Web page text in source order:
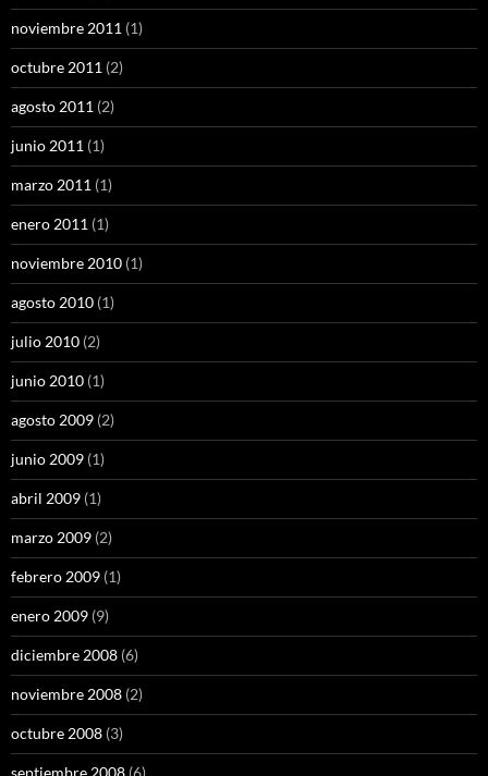
noviembre 2011 (1)
octubre 2011 (2)
agosto 2011 (2)
junio 2011 (1)
marzo 2011 (1)
enero 2011 (1)
noviembre 2010 (1)
agosto 2010 (1)
julio 2010 (2)
junio 2010 (1)
agosto 2009 (2)
junio 2009 (1)
abril 2009 (1)
marzo 2009 (2)
febrero 2009 (1)
enero 2009 (9)
diciembre 2008 (6)
noviembre 2008 (2)
octubre 2008 (3)
septiembre 2008 (6)